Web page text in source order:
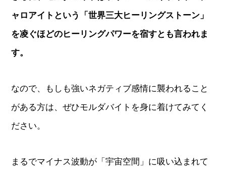
ャロアイトという「世界三大ヒーリングストーン」
を凌ぐほどのヒーリングパワーを宿すとも言われま
す。
なので、もしも強いネガティブ感情に襲われること
がある方は、ぜひモルダバイトを身に着けてみてく
ださい。
まるでマイナス波動が「宇宙空間」に吸い込まれて